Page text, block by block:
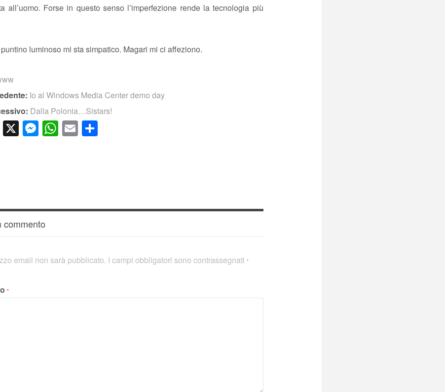
all’uomo. Forse in questo senso l’imperfezione rende la tecnologia più
luminoso mi sta simpatico. Magari mi ci affeziono.
Io al Windows Media Center demo day
Dalla Polonia…Sistars!
LinkedIn
X Messenger
WhatsApp
Email
commento
email non sarà pubblicato. I campi obbligatori sono contrassegnati*
*